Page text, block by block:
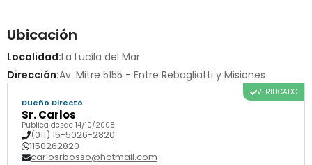
Ubicación
Localidad:La Lucila del Mar
Dirección:Av. Mitre 5155 - Entre Rebagliatti y Misiones
Dueño Directo
Sr. Carlos
Publica desde 14/10/2008
(011) 15-5026-2820
1150262820
carlosrbosso@hotmail.com
VERIFICADO